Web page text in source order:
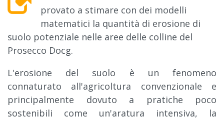
provato a stimare con dei modelli
matematici la quantità di erosione di
suolo potenziale nelle aree delle colline del
Prosecco Docg.
L'erosione del suolo è un fenomeno
connaturato all'agricoltura convenzionale e
principalmente dovuto a pratiche poco
sostenibili come un'aratura intensiva, la